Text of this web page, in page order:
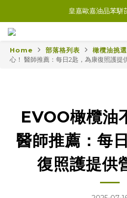
皇嘉歐嘉油品苯駢
Home 部落格列表 橄欖油挑選
心！ 醫師推薦：每日2匙，為康復照護提
EVOO橄欖油
醫師推薦：每
復照護提供